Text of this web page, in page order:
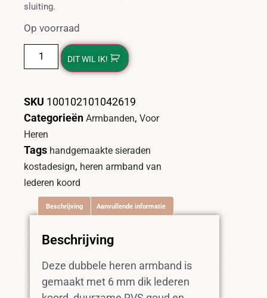
sluiting.
Op voorraad
DIT WIL IK!
SKU 100102101042619
Categorieën Armbanden, Voor
Heren
Tags handgemaakte sieraden
kostadesign, heren armband van
lederen koord
Beschrijving Aanvullende informatie
Beschrijving
Deze dubbele heren armband is
gemaakt met 6 mm dik lederen